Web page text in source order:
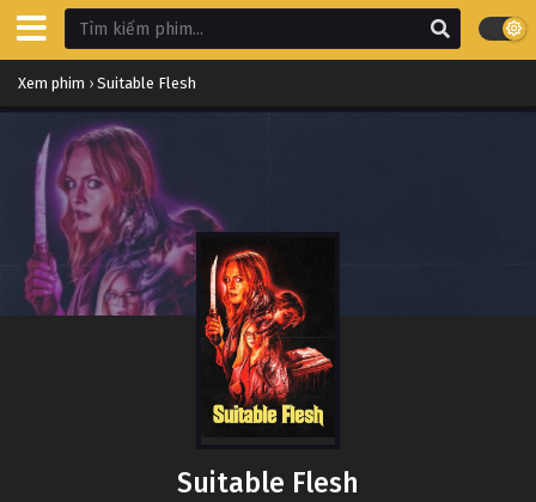
Xem phim › Suitable Flesh
Suitable Flesh